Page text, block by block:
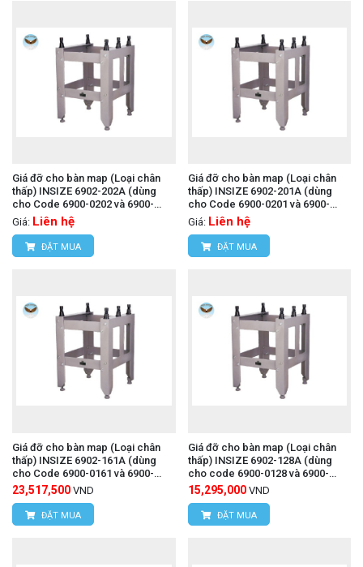
Giá đỡ cho bàn map (Loại chân
thấp) INSIZE 6902-202A (dùng
cho Code 6900-0202 và 6900-
1202)
Giá: Liên hệ
ĐẶT MUA
Giá đỡ cho bàn map (Loại chân
thấp) INSIZE 6902-201A (dùng
cho Code 6900-0201 và 6900-
1201)
Giá: Liên hệ
ĐẶT MUA
Giá đỡ cho bàn map (Loại chân
thấp) INSIZE 6902-161A (dùng
cho Code 6900-0161 và 6900-
1161)
23,517,500 VND
ĐẶT MUA
Giá đỡ cho bàn map (Loại chân
thấp) INSIZE 6902-128A (dùng
cho code 6900-0128 và 6900-
1128)
15,295,000 VND
ĐẶT MUA